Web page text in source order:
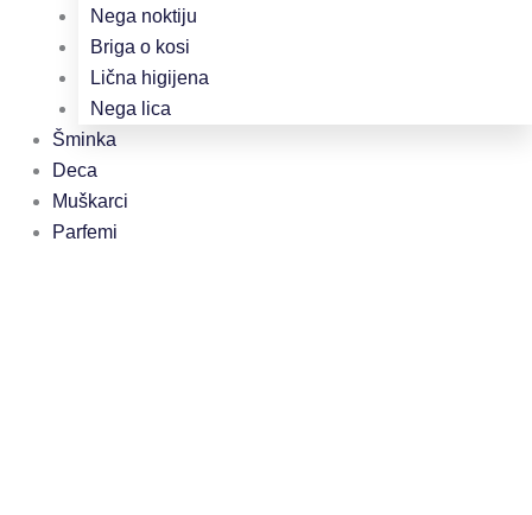
Nega noktiju
Briga o kosi
Lična higijena
Nega lica
Šminka
Deca
Muškarci
Parfemi